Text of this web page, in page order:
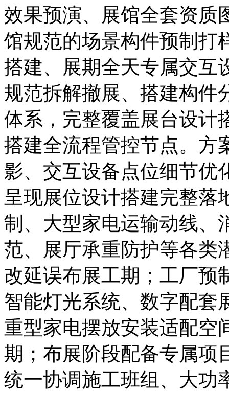
效果预演、展馆全套资质
馆规范的场景构件预制打
搭建、展期全天专属交互
规范拆解撤展、搭建构件
体系，完整覆盖展台设计
搭建全流程管控节点。方
影、交互设备点位细节优
呈现展位设计搭建完整落
制、大型家电运输动线、
范、展厅承重防护等各类
改延误布展工期；工厂预
智能灯光系统、数字配套
重型家电摆放安装适配空
期；布展阶段配备专属项
统一协调施工班组、大功